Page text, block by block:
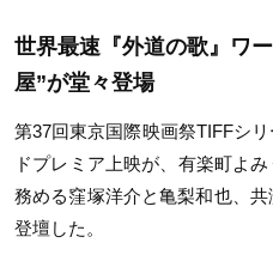
世界最速『外道の歌』ワ
屋”が堂々登場
第37回東京国際映画祭TIFFシ
ドプレミア上映が、有楽町よ
務める窪塚洋介と亀梨和也、
登壇した。